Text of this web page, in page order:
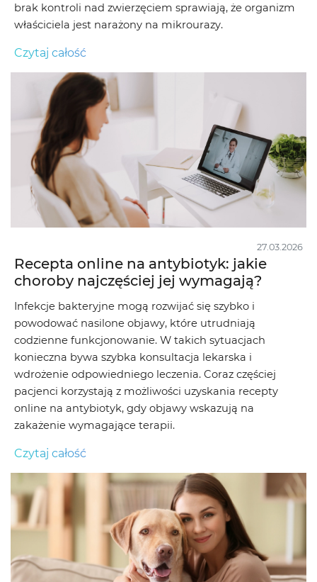
brak kontroli nad zwierzęciem sprawiają, że organizm
właściciela jest narażony na mikrourazy.
Czytaj całość
27.03.2026
Recepta online na antybiotyk: jakie
choroby najczęściej jej wymagają?
Infekcje bakteryjne mogą rozwijać się szybko i
powodować nasilone objawy, które utrudniają
codzienne funkcjonowanie. W takich sytuacjach
konieczna bywa szybka konsultacja lekarska i
wdrożenie odpowiedniego leczenia. Coraz częściej
pacjenci korzystają z możliwości uzyskania recepty
online na antybiotyk, gdy objawy wskazują na
zakażenie wymagające terapii.
Czytaj całość